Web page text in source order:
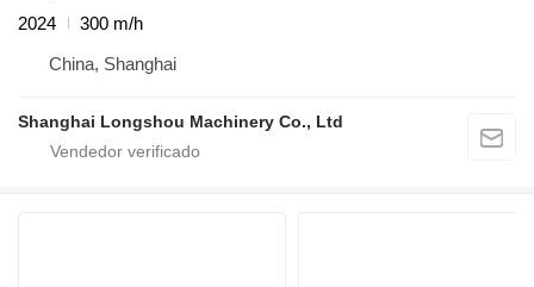
2024
300 m/h
China, Shanghai
Shanghai Longshou Machinery Co., Ltd